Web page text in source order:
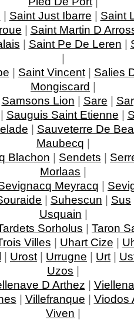
| Saint Just Ibarre | Saint
| Saint Martin D
| Saint Pe De Leren |
|
| Saint Vincent| Salies
Mongiscard |
Samsons Lion | Sare |
| Sauguis Saint Etienne |
| Sauveterre De
Maubecq |
Blachon | Sendets |
Morlaas |
Meyracq |
| Suhescun | Sus
Usquain |
Sorholus | Taron
Villes | Uhart Cize |
| Urost | Urrugne | Urt |
Uzos |
D Arthez |
| Villefranque | Viodos
Viven |